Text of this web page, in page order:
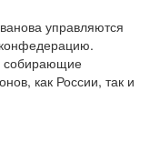
управляются
собирающие
как России, так и